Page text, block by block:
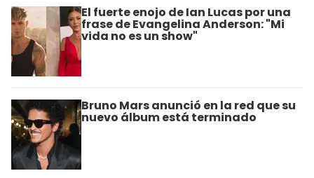
El fuerte enojo de Ian Lucas por una
frase de Evangelina Anderson: "Mi
vida no es un show"
Bruno Mars anunció en la red que su
nuevo álbum está terminado